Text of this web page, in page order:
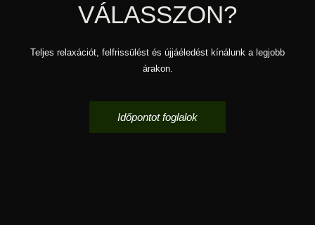
VÁLASSZON?
Teljes relaxációt, felfrissülést és újjáéledést kínálunk a legjobb
árakon.
Időpontot foglalok